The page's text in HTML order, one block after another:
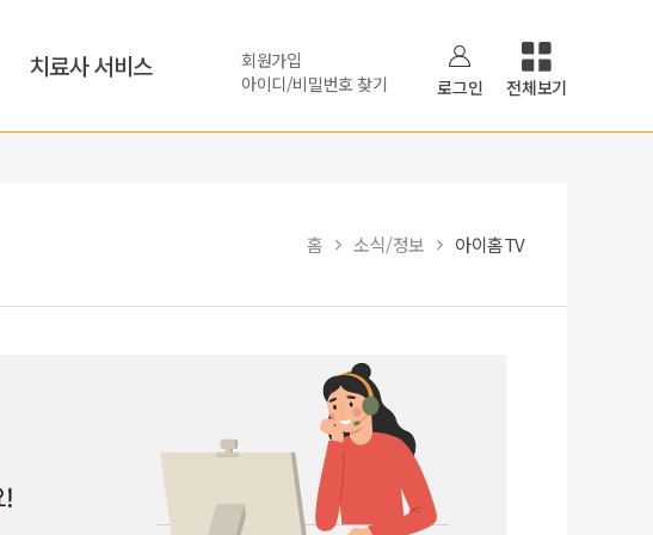
치료사 서비스
회원가입
아이디/비밀번호 찾기
로그인 전체보기
홈 소식/정보 아이홈TV